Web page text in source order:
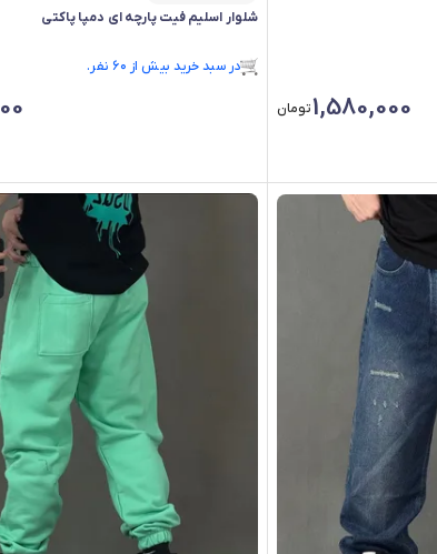
1,580,000تومان
شلوار اسلیم فیت پارچه ای دمپا پاکتی
بیش از ۵ خرید در 7 روز گذشته